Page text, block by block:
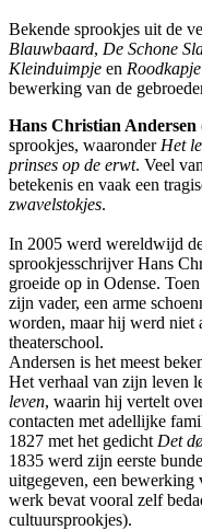
Bekende sprookjes uit de
Blauwbaard, De Schone
Kleinduimpje en Roodkapje
bewerking van de
Hans Christian Andersen
sprookjes, waaronder Het
prinses op de erwt. Veel
betekenis en vaak een
zwavelstokjes.
In 2005 werd wereldwijd
sprookjesschrijver Hans
groeide op in Odense.
zijn vader, een arme
worden, maar hij werd niet
theaterschool.
Andersen is het meest
Het verhaal van zijn leven
leven, waarin hij vertelt
contacten met adellijke
1827 met het gedicht Det
1835 werd zijn eerste
uitgegeven, een
werk bevat vooral zelf
cultuursprookjes).